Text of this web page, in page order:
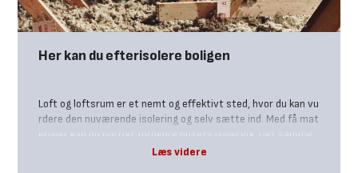
Her kan du efterisolere boligen
Loft og loftsrum er et nemt og effektivt sted, hvor du kan vu
rdere den nuværende isolering og selv sætte ind. Med få mat
erialer kan du hurtigt forbedre husets isolering. Det samme
gælder for varmerør på udsatte steder, gulve i værelser over